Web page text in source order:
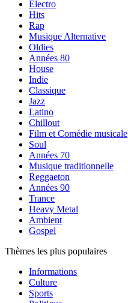
Electro
Hits
Rap
Musique Alternative
Oldies
Années 80
House
Indie
Classique
Jazz
Latino
Chillout
Film et Comédie musicale
Soul
Années 70
Musique traditionnelle
Reggaeton
Années 90
Trance
Heavy Metal
Ambient
Gospel
Thèmes les plus populaires
Informations
Culture
Sports